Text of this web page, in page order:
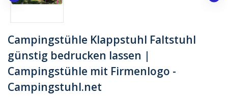
Campingstühle Klappstuhl Faltstuhl
günstig bedrucken lassen |
Campingstühle mit Firmenlogo -
Campingstuhl.net